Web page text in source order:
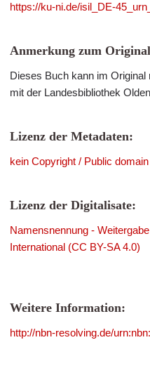
https://ku-ni.de/isil_DE-
Anmerkung zum
Dieses Buch kann im
mit der Landesbibliothek
Lizenz der Metadaten:
kein Copyright / Public
Lizenz der Digitalisate:
Namensnennung -
International (CC BY-SA 4.0)
Weitere Information:
http://nbn-resolving.de/